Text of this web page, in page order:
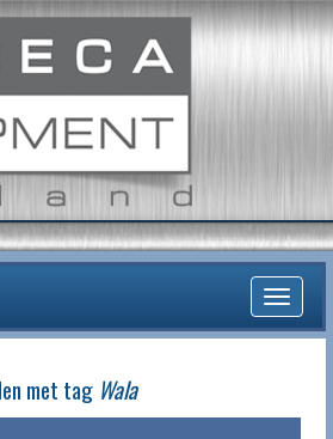
Toggle
met tag Wala